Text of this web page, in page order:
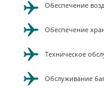
Обеспечение
Обеспечение
Техническое
Обслуживание